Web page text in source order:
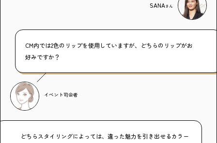
SANAさん
CM内では2色のリップを使用していますが、どちらのリップがお
好みですか？
イベント司会者
どちらスタイリングによっては、違った魅力を引き出せるカラー